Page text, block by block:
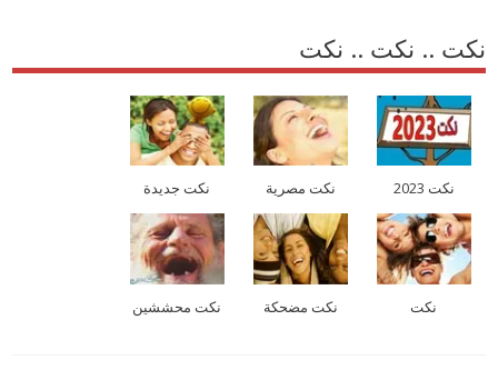
نكت .. نكت .. نكت
نكت 2023 نكت مصرية نكت جديدة
نكت نكت مضحكة نكت محششين